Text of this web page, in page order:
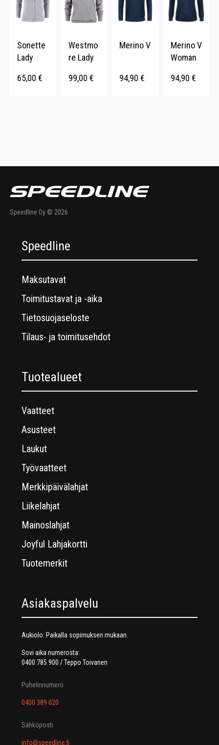
Sonette
Lady
65,00 €
Westmo
re Lady
99,00 €
Merino V
94,90 €
Merino V
Woman
94,90 €
Speedline Oy © 2026
Speedline
Maksutavat
Toimitustavat ja -aika
Tietosuojaseloste
Tilaus- ja toimitusehdot
Tuotealueet
Vaatteet
Asusteet
Laukut
Työvaatteet
Merkkipäivälahjat
Liikelahjat
Mainoslahjat
Joyful Lahjakortti
Tuotemerkit
Asiakaspalvelu
Aukiolo: Paikalla sopimuksen mukaan.
Sovi aika numerosta:
0400 785 900 / Teppo Toivanen
Puhelinnumero
0400 389 020
Sähköposti
info@speedline.fi